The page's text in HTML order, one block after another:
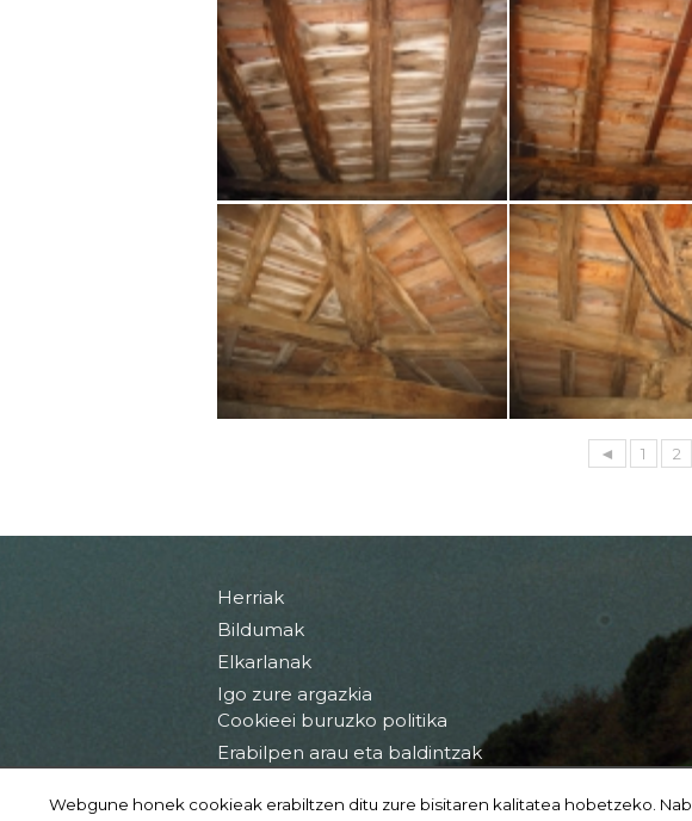
◄ 1 2
Herriak
Bildumak
Elkarlanak
Igo zure argazkia
Cookieei buruzko politika
Erabilpen arau eta baldintzak
Webgune honek cookieak erabiltzen ditu zure bisitaren kalitatea hobetzeko.